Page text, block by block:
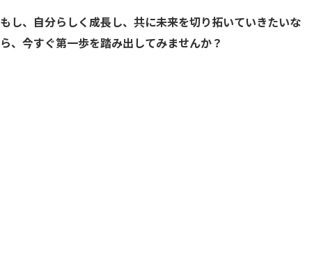
もし、自分らしく成長し、共に未来を切り拓いていきたいな
ら、 今すぐ第一歩を踏み出してみませんか？